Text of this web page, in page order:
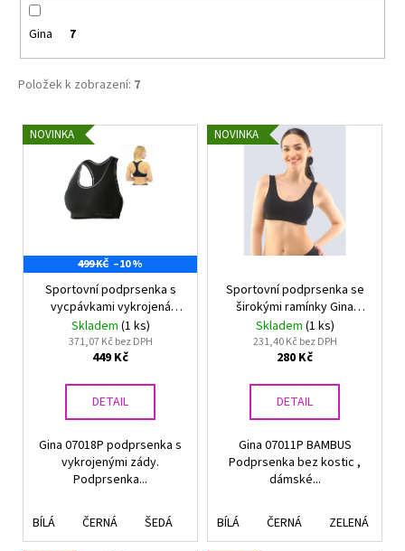
Gina 7
Položek k zobrazení: 7
V
ý
r
NOVINKA
499 KČ –10 %
Sportovní podprsenka s
vycpávkami vykrojená
záda Gina 07018P
Skladem (1 ks)
371,07 Kč bez DPH
449 Kč
DETAIL
Gina 07018P podprsenka s
vykrojenými zády.
Podprsenka...
BÍLÁ ČERNÁ ŠEDÁ MODRÁ
NOVINKA
Sportovní podprsenka se
širokými ramínky Gina
07011P BAMBUS
Skladem (1 ks)
231,40 Kč bez DPH
280 Kč
DETAIL
Gina 07011P BAMBUS
Podprsenka bez kostic ,
dámské...
BÍLÁ ČERNÁ ZELENÁ
e
m
KALHOTKY
KLASICKÝ
00019
Původně: